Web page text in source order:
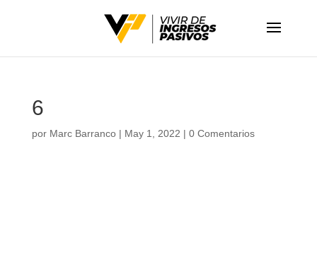
6
por Marc Barranco| May 1, 2022 | 0 Comentarios